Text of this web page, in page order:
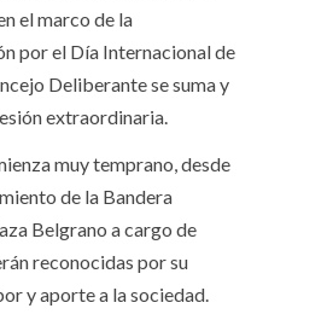
el marco de la
por el Día Internacional de
Deliberante se suma y
extraordinaria.
muy temprano, desde
de la Bandera
Belgrano a cargo de
reconocidas por su
y aporte a la sociedad.